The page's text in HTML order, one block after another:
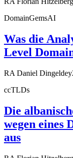
DomainGemsAI
Was die
Level
RA Daniel Dingeldey
ccTLDs
Die
wegen eines
aus